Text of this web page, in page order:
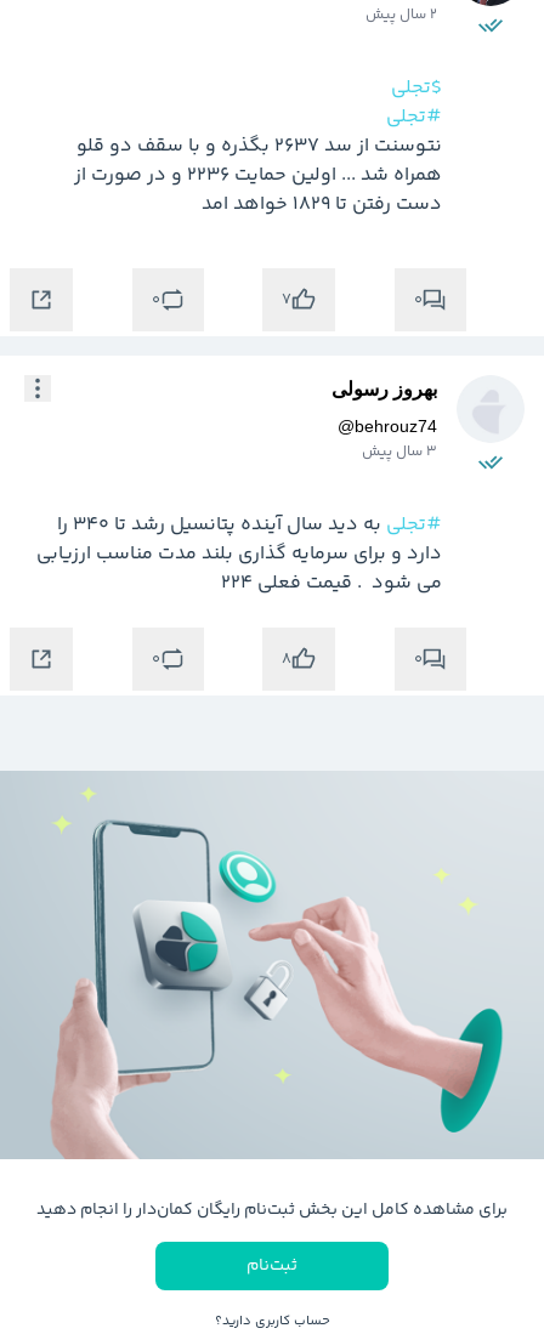
2 سال پیش
$تجلی
#تجلی
دست رفتن تا 1829 خواهد امد
0
7
0
بهروز رسولی
@behrouz74
3 سال پیش
#تجلی
می شود  . قیمت فعلی ۲۲۴
0
8
0
برای مشاهده کامل این بخش ثبت‌نام رایگان کمان‌دار را انجام دهید
ثبت‌نام
حساب کاربری دارید؟